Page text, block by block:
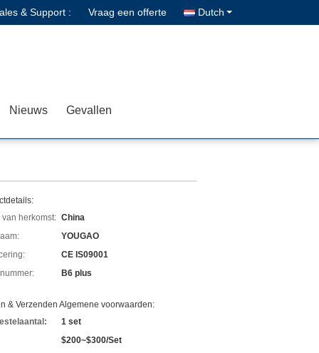
& Support : Vraag een offerte Dutch
Nieuws Gevallen
van herkomst: China
YOUGAO
CE IS09001
B6 plus
& Verzenden Algemene voorwaarden:
1 set
$200~$300/Set